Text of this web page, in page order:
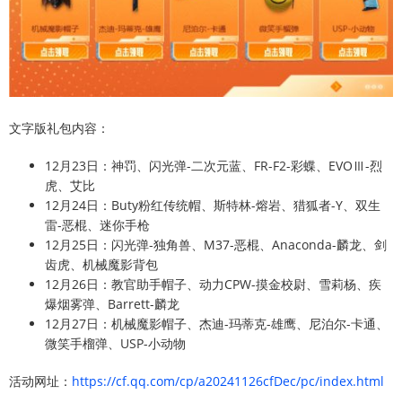
文字版礼包内容：
12月23日：神罚、闪光弹-二次元蓝、FR-F2-彩蝶、EVOⅢ-烈
虎、艾比
12月24日：Buty粉红传统帽、斯特林-熔岩、猎狐者-Y、双生
雷-恶棍、迷你手枪
12月25日：闪光弹-独角兽、M37-恶棍、Anaconda-麟龙、剑
齿虎、机械魔影背包
12月26日：教官助手帽子、动力CPW-摸金校尉、雪莉杨、疾
爆烟雾弹、Barrett-麟龙
12月27日：机械魔影帽子、杰迪-玛蒂克-雄鹰、尼泊尔-卡通、
微笑手榴弹、USP-小动物
活动网址： https://cf.qq.com/cp/a20241126cfDec/pc/index.html